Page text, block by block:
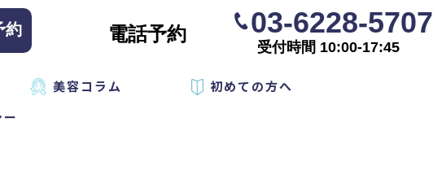
約 電話予約 03-6228-5707
受付時間 10:00-17:45
美容コラム
初めての方へ